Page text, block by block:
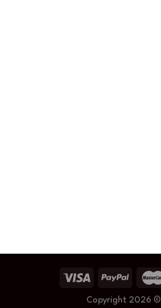
Copyright 2026 ©